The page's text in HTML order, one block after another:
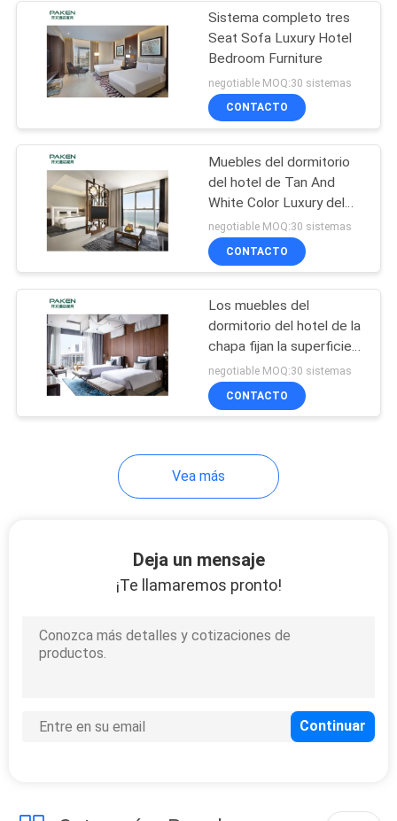
Sistema completo tres
Seat Sofa Luxury Hotel
Bedroom Furniture
negotiable MOQ:30 sistemas
CONTACTO
Muebles del dormitorio
del hotel de Tan And
White Color Luxury del
sistema completo
negotiable MOQ:30 sistemas
CONTACTO
Los muebles del
dormitorio del hotel de la
chapa fijan la superficie
de la melamina
negotiable MOQ:30 sistemas
CONTACTO
Vea más
Deja un mensaje
¡Te llamaremos pronto!